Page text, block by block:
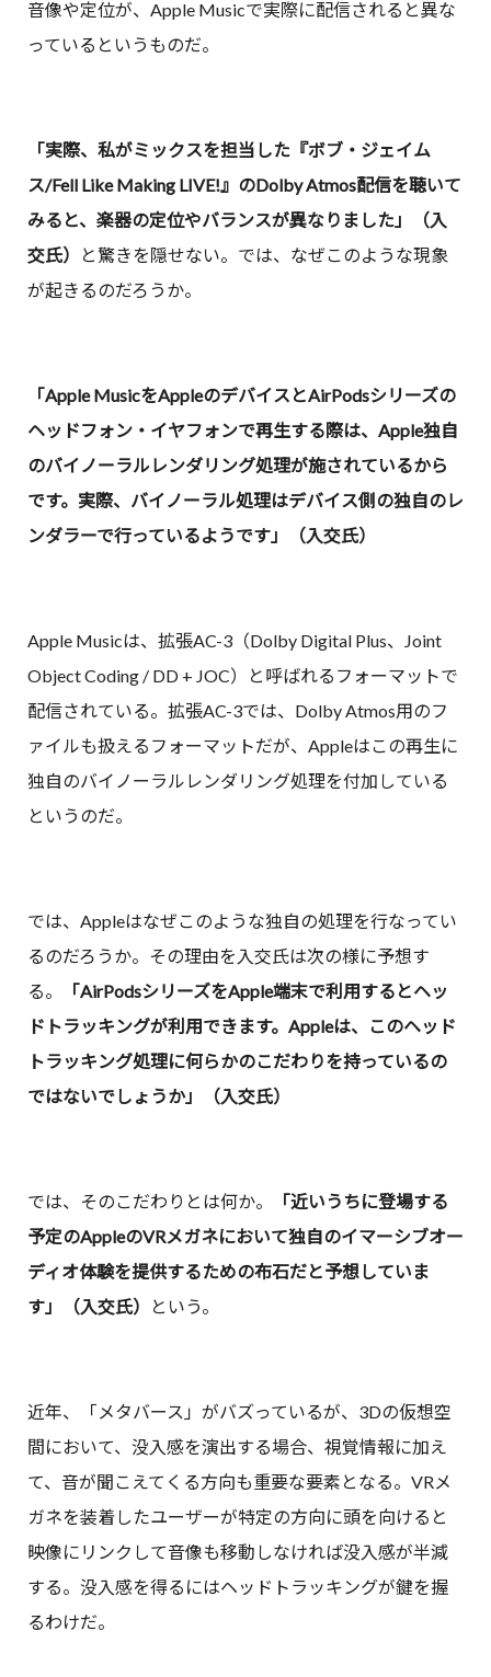
音像や定位が、Apple Musicで実際に配信されると異な
っているというものだ。
「実際、私がミックスを担当した『ボブ・ジェイム
ス/Fell Like Making LIVE!』のDolby Atmos配信を聴いて
みると、楽器の定位やバランスが異なりました」（入
交氏）
と驚きを隠せない。では、なぜこのような現象
が起きるのだろうか。
「Apple MusicをAppleのデバイスとAirPodsシリーズの
ヘッドフォン・イヤフォンで再生する際は、Apple独自
のバイノーラルレンダリング処理が施されているから
です。実際、バイノーラル処理はデバイス側の独自のレ
ンダラーで行っているようです」（入交氏）
Apple Musicは、拡張AC-3（Dolby Digital Plus、Joint
Object Coding / DD + JOC）と呼ばれるフォーマットで
配信されている。拡張AC-3では、Dolby Atmos用のフ
ァイルも扱えるフォーマットだが、Appleはこの再生に
独自のバイノーラルレンダリング処理を付加している
というのだ。
では、Appleはなぜこのような独自の処理を行なってい
るのだろうか。その理由を入交氏は次の様に予想す
る。
「AirPodsシリーズをApple端末で利用するとヘッ
ドトラッキングが利用できます。Appleは、このヘッド
トラッキング処理に何らかのこだわりを持っているの
ではないでしょうか」（入交氏）
では、そのこだわりとは何か。
「近いうちに登場する
予定のAppleのVRメガネにおいて独自のイマーシブオー
ディオ体験を提供するための布石だと予想していま
す」（入交氏）
という。
近年、「メタバース」がバズっているが、3Dの仮想空
間において、没入感を演出する場合、視覚情報に加え
て、音が聞こえてくる方向も重要な要素となる。VRメ
ガネを装着したユーザーが特定の方向に頭を向けると
映像にリンクして音像も移動しなければ没入感が半減
する。没入感を得るにはヘッドトラッキングが鍵を握
るわけだ。